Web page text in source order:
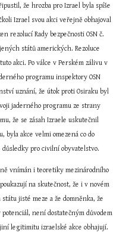
že hrozba pro Izrael byla spíše
Izrael svou akci veřejně obhajoval
rezolucí Rady bezpečnosti OSN č.
států amerických. Rezoluce
akci. Po válce v Perském zálivu v
programu inspektory OSN
uznání, že útok proti Osiraku byl
jaderného programu ze strany
že se zásah Izraele uskutečnil
byla akce velmi omezená co do
důsledky pro civilní obyvatelstvo.
vnímán i teoretiky mezinárodního
na skutečnost, že i v novém
jisté meze a že domněnka, že
není dostatečným důvodem
legitimitu izraelské akce obhajují.